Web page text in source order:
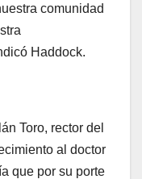
comunidad
Haddock.
Toro, rector del
al doctor
que por su porte